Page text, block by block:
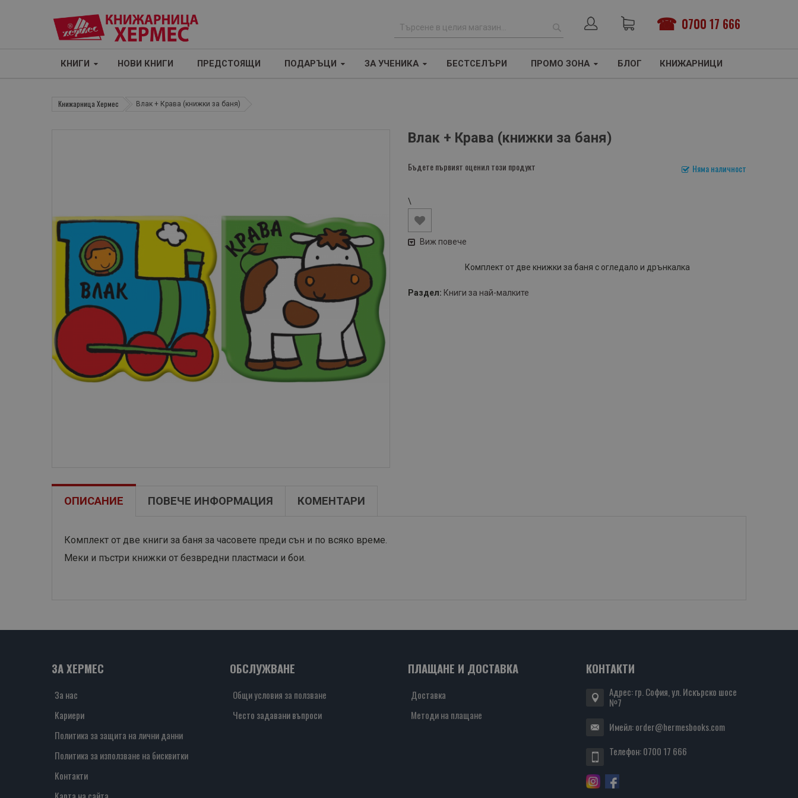
0700 17 666
р
ТЪРСЕНЕ
КНИГИ НОВИ КНИГИ ПРЕДСТОЯЩИ ПОДАРЪЦИ ЗА УЧЕНИКА БЕСТСЕЛЪРИ ПРОМО ЗОНА БЛОГ КНИЖАРНИЦИ
Книжарница Хермес Влак + Крава (книжки за баня)
Влак + Крава (книжки за баня)
Няма наличност
Бъдете първият оценил този продукт
\
Виж повече
Комплект от две книжки за баня с огледало и дрънкалка
Раздел: Книги за най-малките
ОПИСАНИЕ ПОВЕЧЕ ИНФОРМАЦИЯ КОМЕНТАРИ
Комплект от две книги за баня за часовете преди сън и по всяко време.
Меки и пъстри книжки от безвредни пластмаси и бои.
ЗА ХЕРМЕС
За нас
Кариери
Политика за защита на лични данни
Политика за използване на бисквитки
Контакти
ОБСЛУЖВАНЕ
Общи условия за ползване
Често задавани въпроси
ПЛАЩАНЕ И ДОСТАВКА
Доставка
Методи на плащане
КОНТАКТИ
Адрес: гр. София, ул. Искърско шосе
№7
Имейл:order@hermesbooks.com
Телефон:0700 17 666